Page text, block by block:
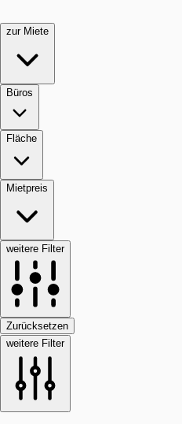
zur Miete
Büros
Fläche
Mietpreis
weitere Filter
Zurücksetzen
weitere Filter